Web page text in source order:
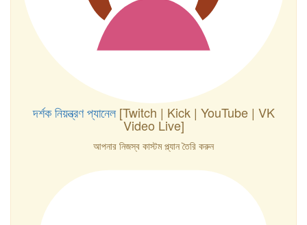
দর্শক নিয়ন্ত্রণ প্যানেল [Twitch | Kick | YouTube | VK
Video Live]
আপনার নিজস্ব কাস্টম প্ল্যান তৈরি করুন